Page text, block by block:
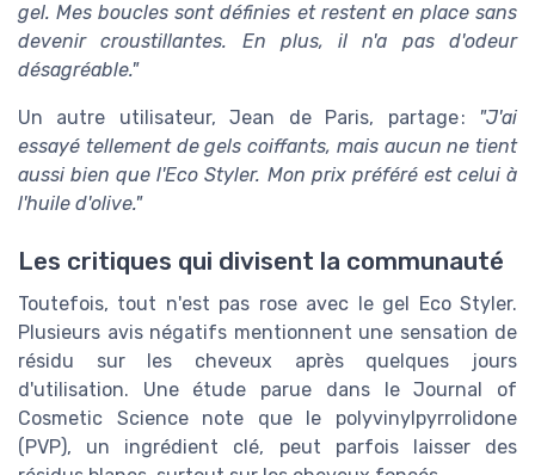
gel. Mes boucles sont définies et restent en place sans
devenir croustillantes. En plus, il n'a pas d'odeur
désagréable."
Un autre utilisateur, Jean de Paris, partage :
"J'ai
essayé tellement de gels coiffants, mais aucun ne tient
aussi bien que l'Eco Styler. Mon prix préféré est celui à
l'huile d'olive."
Les critiques qui divisent la communauté
Toutefois, tout n'est pas rose avec le gel Eco Styler.
Plusieurs avis négatifs mentionnent une sensation de
résidu sur les cheveux après quelques jours
d'utilisation. Une étude parue dans le Journal of
Cosmetic Science note que le polyvinylpyrrolidone
(PVP), un ingrédient clé, peut parfois laisser des